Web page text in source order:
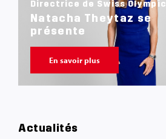
Directrice de Swiss Olympic
Natacha Theytaz se
présente
En savoir plus
Actualités